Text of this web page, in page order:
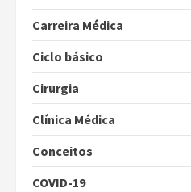
Carreira Médica
Ciclo básico
Cirurgia
Clínica Médica
Conceitos
COVID-19